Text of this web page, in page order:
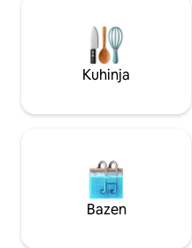
privatno i ograđeno Kućni ljubimci
moraju biti prijavljeni*
vrča s toplom vodom!
Kuhinja
Bazen